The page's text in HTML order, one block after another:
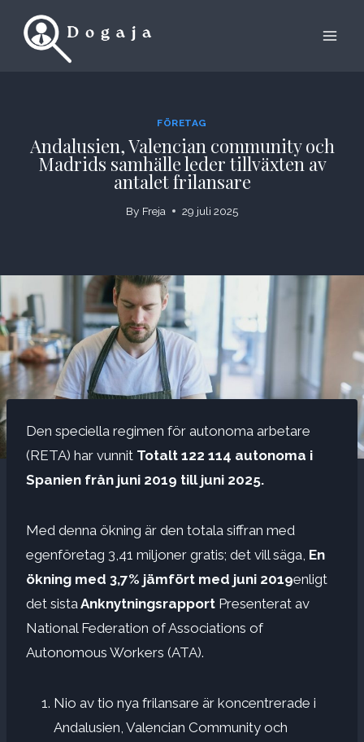
FÖRETAG
Andalusien, Valencian community och
Madrids samhälle leder tillväxten av
antalet frilansare
By Freja 29 juli 2025
Den speciella regimen för autonoma arbetare
(RETA) har vunnit Totalt 122 114 autonoma i
Spanien från juni 2019 till juni 2025.
Med denna ökning är den totala siffran med
egenföretag 3,41 miljoner gratis; det vill säga, En
ökning med 3,7% jämfört med juni 2019enligt
det sistaAnknytningsrapport Presenterat av
National Federation of Associations of
Autonomous Workers (ATA).
Nio av tio nya frilansare är koncentrerade i
Andalusien, Valencian Community och